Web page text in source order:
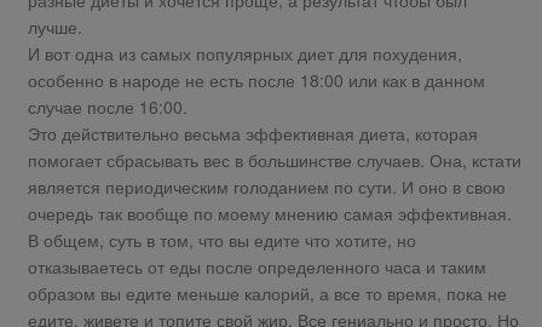
лучше.
И вот одна из самых популярных диет для похудения,
особенно в народе не есть после 18:00 или как в данном
случае после 16:00.
Это действительно весьма эффективная диета, которая
помогает сбрасывать вес в большинстве случаев. Она, кстати
является периодическим голоданием по сути. И оно в свою
очередь так вообще по моему мнению самая эффективная.
В общем, суть в том, что вы едите что хотите, но
отказываетесь от еды после определенного часа и таким
образом вы едите меньше калорий, а все то время, пока не
едите, живете и топите свой жир. Все гениально и просто. Но